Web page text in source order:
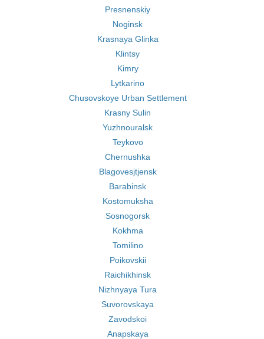
Presnenskiy
Noginsk
Krasnaya Glinka
Klintsy
Kimry
Lytkarino
Chusovskoye Urban Settlement
Krasny Sulin
Yuzhnouralsk
Teykovo
Chernushka
Blagovesjtjensk
Barabinsk
Kostomuksha
Sosnogorsk
Kokhma
Tomilino
Poikovskii
Raichikhinsk
Nizhnyaya Tura
Suvorovskaya
Zavodskoi
Anapskaya